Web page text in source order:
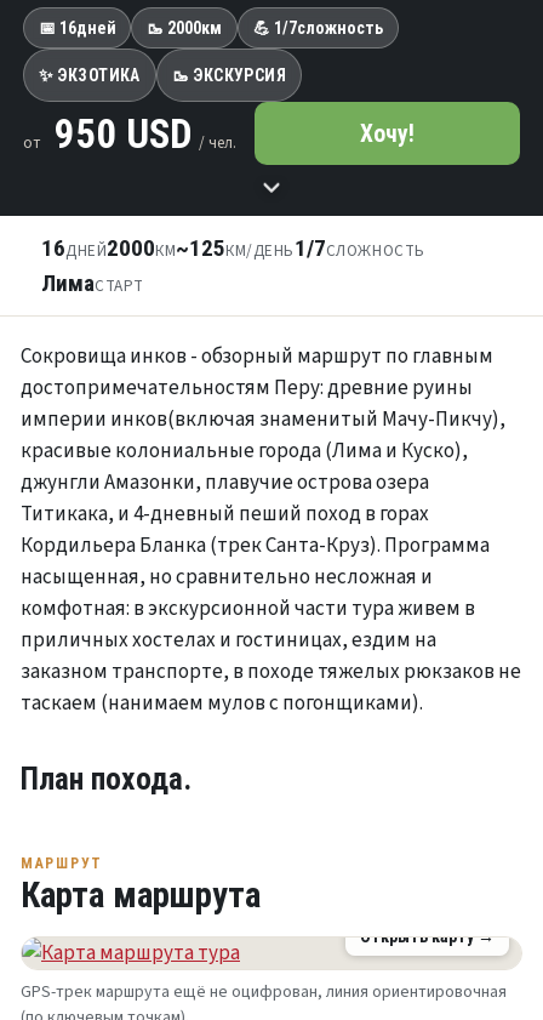
📅 16дней 🥾 2000км 💪 1/7сложность
✨ ЭКЗОТИКА 🥾 ЭКСКУРСИЯ
от 950 USD / чел. Хочу!
16ДНЕЙ2000КМ~125КМ/ДЕНЬ1/7СЛОЖНОСТЬ
ЛимаСТАРТ
Сокровища инков - обзорный маршрут по главным
достопримечательностям Перу: древние руины
империи инков(включая знаменитый Мачу-Пикчу),
красивые колониальные города (Лима и Куско),
джунгли Амазонки, плавучие острова озера
Титикака, и 4-дневный пеший поход в горах
Кордильера Бланка (трек Санта-Круз). Программа
насыщенная, но сравнительно несложная и
комфотная: в экскурсионной части тура живем в
приличных хостелах и гостиницах, ездим на
заказном транспорте, в походе тяжелых рюкзаков не
таскаем (нанимаем мулов с погонщиками).
План похода.
МАРШРУТ
Карта маршрута
Открыть карту →
GPS-трек маршрута ещё не оцифрован, линия ориентировочная